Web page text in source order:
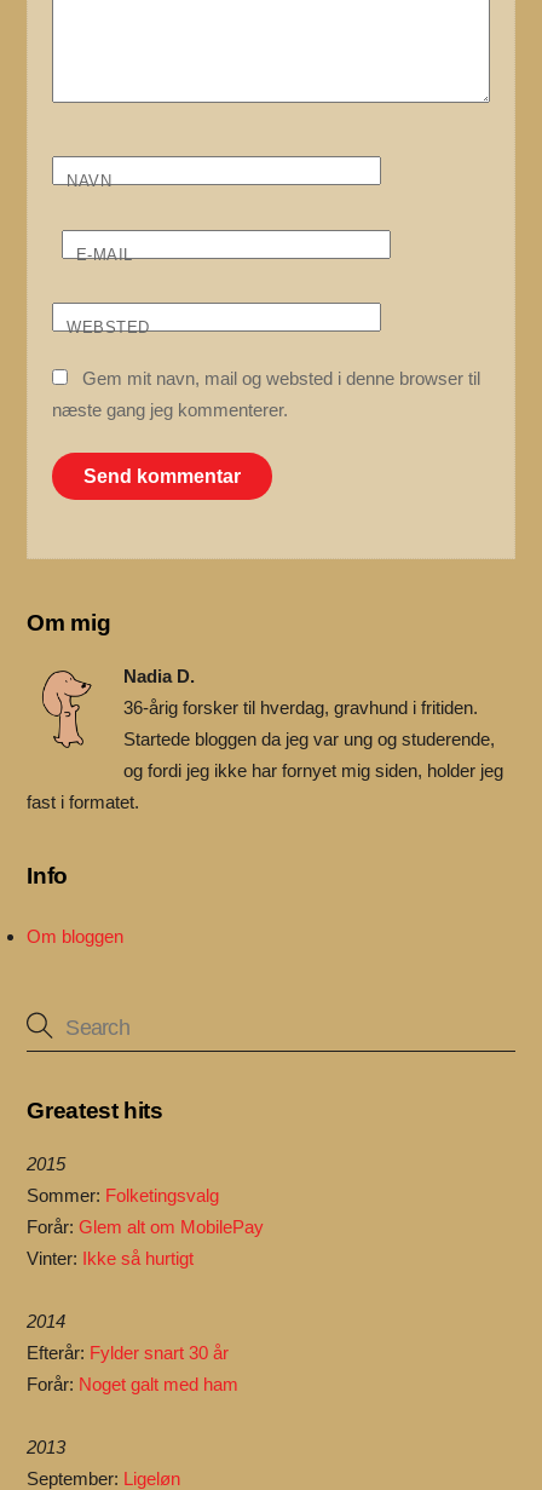
NAVN
E-MAIL
WEBSTED
Gem mit navn, mail og websted i denne browser til
næste gang jeg kommenterer.
Om mig
Nadia D.
36-årig forsker til hverdag, gravhund i fritiden.
Startede bloggen da jeg var ung og studerende,
og fordi jeg ikke har fornyet mig siden, holder jeg
fast i formatet.
Info
Om bloggen
Greatest hits
2015
Sommer: Folketingsvalg
Forår:Glem alt om MobilePay
Vinter: Ikke så hurtigt
2014
Efterår: Fylder snart 30 år
Forår: Noget galt med ham
2013
September: Ligeløn